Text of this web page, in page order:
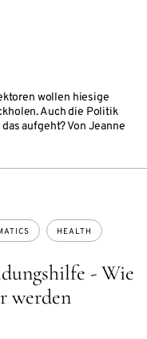
wollen hiesige
Auch die Politik
aufgeht? Von Jeanne
- Wie
werden
HEALTH